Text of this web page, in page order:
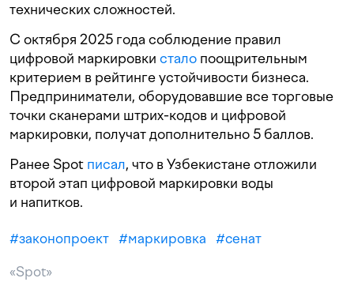
технических сложностей.
С октября 2025 года соблюдение правил
цифровой маркировки стало поощрительным
критерием в рейтинге устойчивости бизнеса.
Предприниматели, оборудовавшие все торговые
точки сканерами штрих-кодов и цифровой
маркировки, получат дополнительно 5 баллов.
Ранее Spot писал, что в Узбекистане отложили
второй этап цифровой маркировки воды
и напитков.
#законопроект #маркировка #сенат
«Spot»